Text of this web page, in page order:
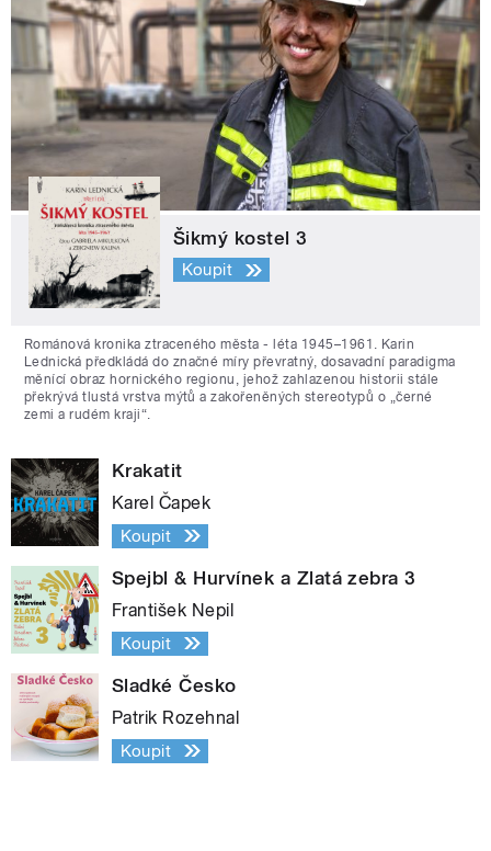
Šikmý kostel 3
Koupit
Románová kronika ztraceného města - léta 1945–1961. Karin
Lednická předkládá do značné míry převratný, dosavadní paradigma
měnící obraz hornického regionu, jehož zahlazenou historii stále
překrývá tlustá vrstva mýtů a zakořeněných stereotypů o „černé
zemi a rudém kraji“.
Krakatit
Karel Čapek
Koupit
Spejbl & Hurvínek a Zlatá zebra 3
František Nepil
Koupit
Sladké Česko
Patrik Rozehnal
Koupit